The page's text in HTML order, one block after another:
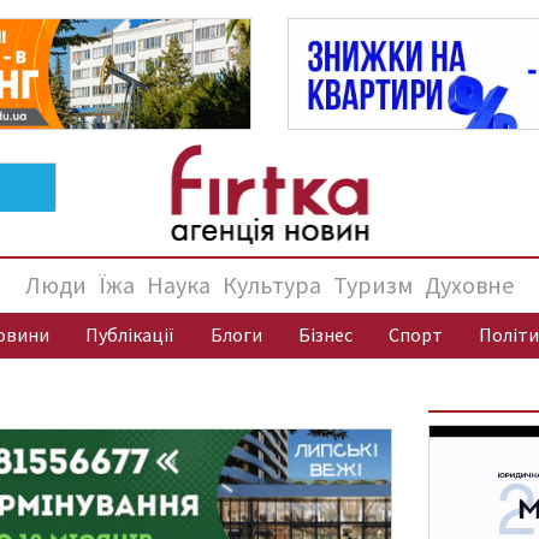
Люди Їжа Наука Культура Туризм Духовне
Публікації Блоги Бізнес Спорт